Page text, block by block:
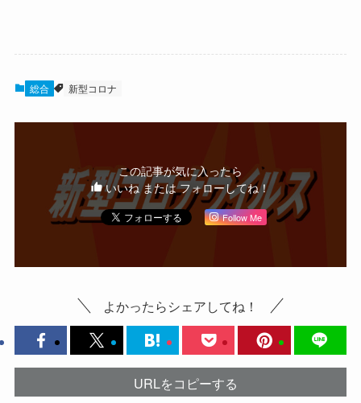
総合 新型コロナ
この記事が気に入ったら
いいね または フォローしてね！
Follow Me
よかったらシェアしてね！
URLをコピーする